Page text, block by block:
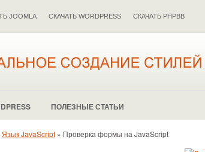
JOOMLA СКАЧАТЬ WORDPRESS СКАЧАТЬ PHPBB
ПОЛЕЗНЫЕ СТАТЬИ
Язык JavaScript » Проверка формы на JavaScript